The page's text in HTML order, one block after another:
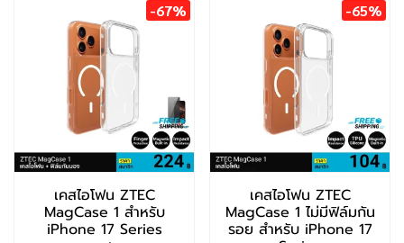
-67%
เคสไอโฟน ZTEC
MagCase 1 สำหรับ
iPhone 17 Series
-65%
เคสไอโฟน ZTEC
MagCase 1 ไม่มีฟิล์มกัน
รอย สำหรับ iPhone 17